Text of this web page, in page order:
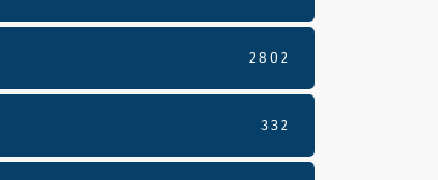
2802
332